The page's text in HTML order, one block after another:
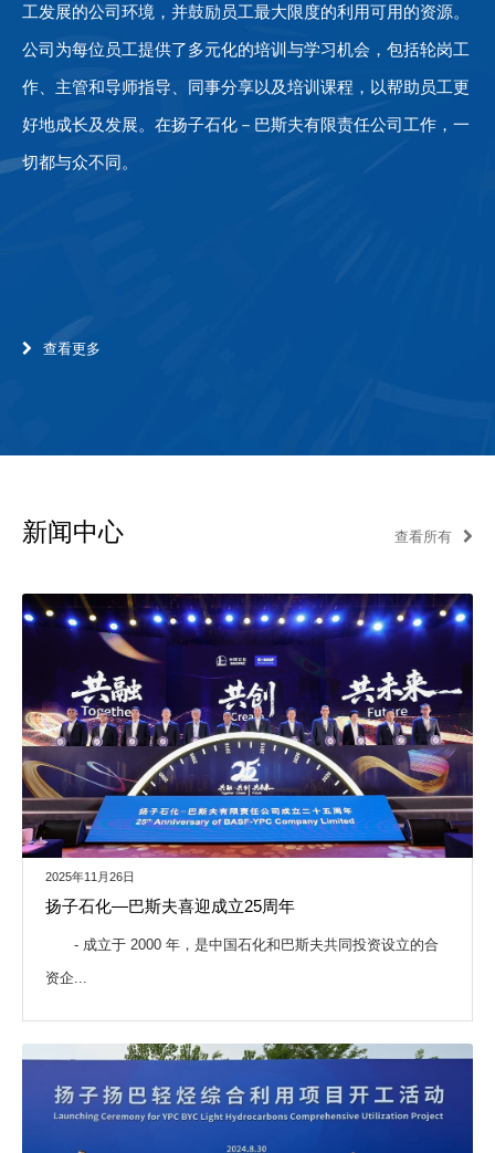
工发展的公司环境，并鼓励员工最大限度的利用可用的资源。
公司为每位员工提供了多元化的培训与学习机会，包括轮岗工
作、主管和导师指导、同事分享以及培训课程，以帮助员工更
好地成长及发展。在扬子石化－巴斯夫有限责任公司工作，一
切都与众不同。
查看更多
新闻中心 查看所有
2025年11月26日
扬子石化—巴斯夫喜迎成立25周年
- 成立于 2000 年，是中国石化和巴斯夫共同投资设立的合
资企...